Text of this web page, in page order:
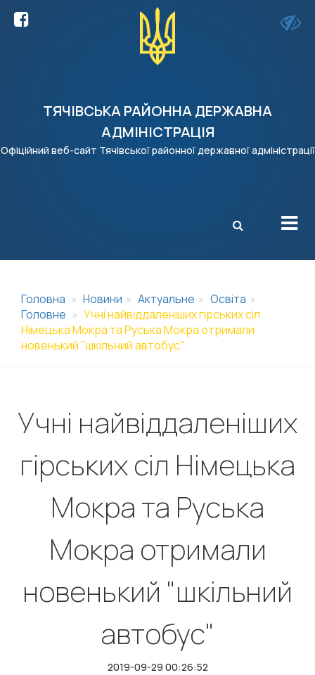
ТЯЧІВСЬКА РАЙОННА ДЕРЖАВНА
АДМІНІСТРАЦІЯ
Офіційний веб-сайт Тячівської районної державної адміністрації
Головна Новини Актуальне
Освіта
Головне
Учні найвіддаленіших гірських сіл
Німецька Мокра та Руська Мокра отримали
новенький "шкільний автобус"
Учні найвіддаленіших
гірських сіл Німецька
Мокра та Руська
Мокра отримали
новенький "шкільний
автобус"
2019-09-29 00:26:52